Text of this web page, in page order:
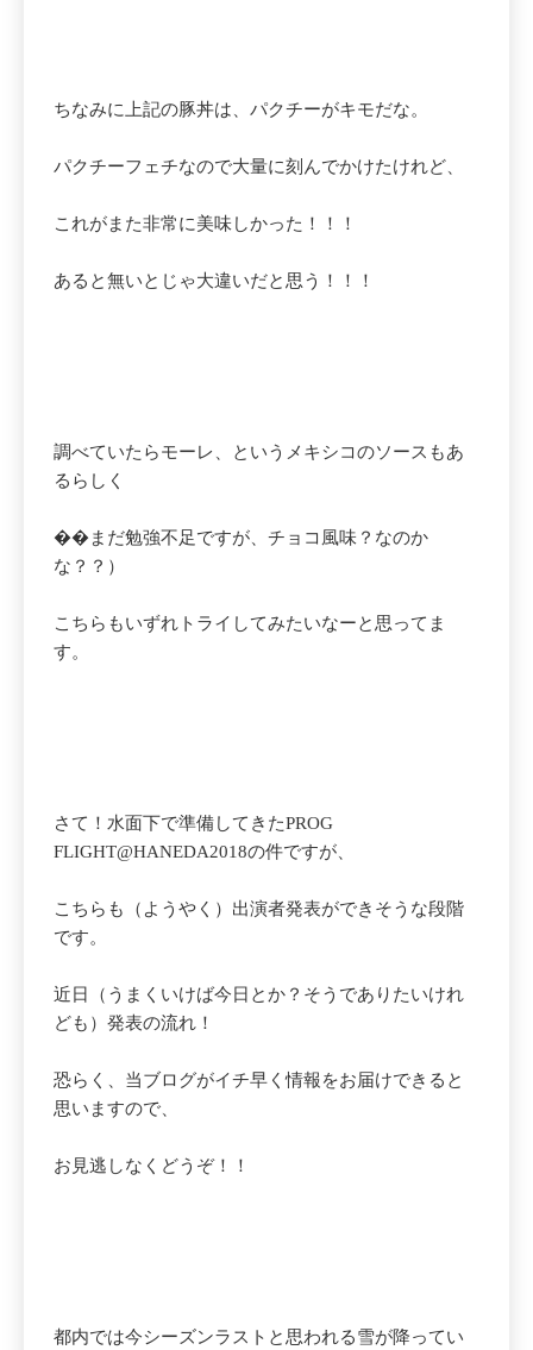
ちなみに上記の豚丼は、パクチーがキモだな。
パクチーフェチなので大量に刻んでかけたけれど、
これがまた非常に美味しかった！！！
あると無いとじゃ大違いだと思う！！！
調べていたらモーレ、というメキシコのソースもあ
るらしく
��まだ勉強不足ですが、チョコ風味？なのか
な？？）
こちらもいずれトライしてみたいなーと思ってま
す。
さて！水面下で準備してきたPROG
FLIGHT@HANEDA2018の件ですが、
こちらも（ようやく）出演者発表ができそうな段階
です。
近日（うまくいけば今日とか？そうでありたいけれ
ども）発表の流れ！
恐らく、当ブログがイチ早く情報をお届けできると
思いますので、
お見逃しなくどうぞ！！
都内では今シーズンラストと思われる雪が降ってい